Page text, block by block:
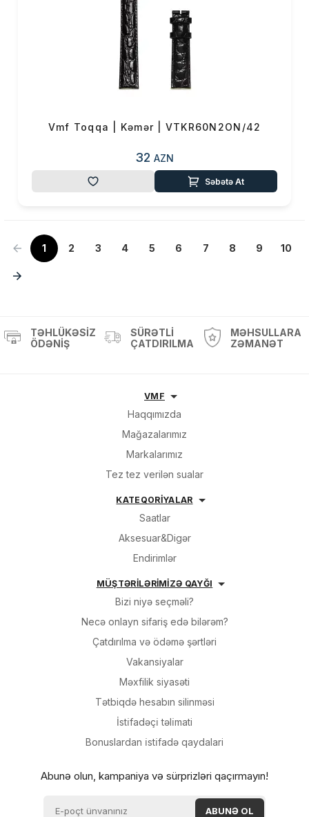
Vmf Toqqa | Kəmər | VTKR60N2ON/42
32 AZN
Səbətə At
1 2 3 4 5 6 7 8 9 10
TƏHLÜKƏSIZ
ÖDƏNIŞ
SÜRƏTLI
ÇATDIRILMA
MƏHSULLARA
ZƏMANƏT
VMF
Haqqımızda
Mağazalarımız
Markalarımız
Tez tez verilən sualar
KATEQORİYALAR
Saatlar
Aksesuar&Digər
Endirimlər
MÜŞTƏRİLƏRİMİZƏ QAYĞI
Bizi niyə seçməli?
Necə onlayn sifariş edə bilərəm?
Çatdırılma və ödəmə şərtləri
Vakansiyalar
Məxfilik siyasəti
Tətbiqdə hesabın silinməsi
İsti̇fadəçi̇ təli̇mati
Bonuslardan i̇sti̇fadə qaydalari
Abunə olun, kampaniya və sürprizləri qaçırmayın!